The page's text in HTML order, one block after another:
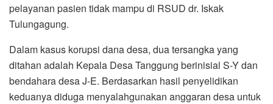
pelayanan pasien tidak mampu di RSUD dr. Iskak
Tulungagung.
Dalam kasus korupsi dana desa, dua tersangka yang
ditahan adalah Kepala Desa Tanggung berinisial S-Y dan
bendahara desa J-E. Berdasarkan hasil penyelidikan
keduanya diduga menyalahgunakan anggaran desa untuk